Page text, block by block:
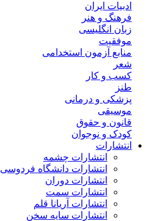
ادبیات ایران
فرهنگ و هنر
زبان انگلیسی
موفقیت
منابع آزمون استخدامی
شعر
کسب و کار
طنز
پزشکی و درمانی
موسیقی
قانون و حقوق
کودک و نوجوان
انتشارات
انتشارات چشمه
انتشارات دانشگاه فردوسی
انتشارات دوران
انتشارات سمت
انتشارات آریانا قلم
انتشارات سایه سخن